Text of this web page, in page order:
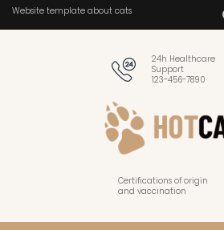
Website template about cats
24h Healthcare
Support
123-456-7890
Certifications of origin
and vaccination